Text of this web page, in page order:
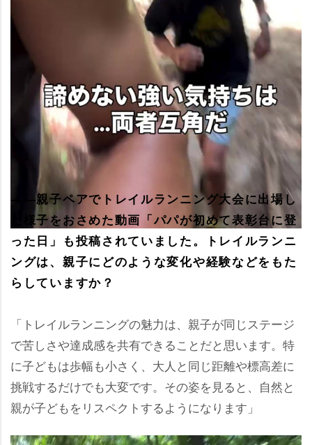
――親子ペアでトレイルランニング大会に出場し
た様子をおさめた動画「パパが初めて表彰台に登
った日」も投稿されていました。トレイルランニ
ングは、親子にどのような変化や経験などをもた
らしていますか？
「トレイルランニングの魅力は、親子が同じステージ
で苦しさや達成感を共有できることだと思います。特
に子どもは歩幅も小さく、大人と同じ距離や標高差に
挑戦するだけでも大変です。その姿を見ると、自然と
親が子どもをリスペクトするようになります」